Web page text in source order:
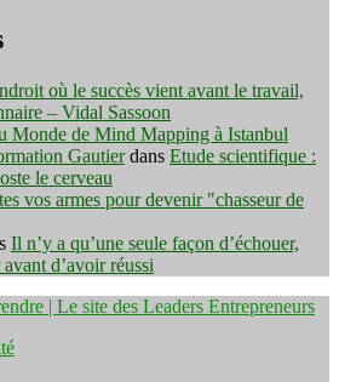
où le succès vient avant le travail,
– Vidal Sassoon
Monde de Mind Mapping à Istanbul
Gautierdans Etude scientifique :
le cerveau
vos armes pour devenir "chasseur de
Il n’y a qu’une seule façon d’échouer,
avant d’avoir réussi
| Le site des Leaders Entrepreneurs